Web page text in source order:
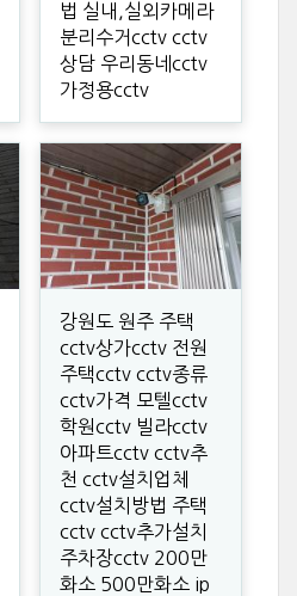
법 실내,실외카메라
분리수거cctv cctv
상담 우리동네cctv
가정용cctv
강원도 원주 주택
cctv상가cctv 전원
주택cctv cctv종류
cctv가격 모텔cctv
학원cctv 빌라cctv
아파트cctv cctv추
천 cctv설치업체
cctv설치방법 주택
cctv cctv추가설치
주차장cctv 200만
화소 500만화소 ip